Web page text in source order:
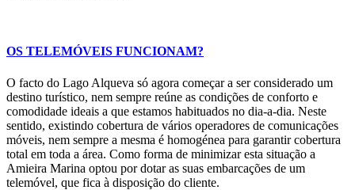
OS TELEMÓVEIS FUNCIONAM?
O facto do Lago Alqueva só agora começar a ser considerado um
destino turístico, nem sempre reúne as condições de conforto e
comodidade ideais a que estamos habituados no dia-a-dia. Neste
sentido, existindo cobertura de vários operadores de comunicações
móveis, nem sempre a mesma é homogénea para garantir cobertura
total em toda a área. Como forma de minimizar esta situação a
Amieira Marina optou por dotar as suas embarcações de um
telemóvel, que fica à disposição do cliente.